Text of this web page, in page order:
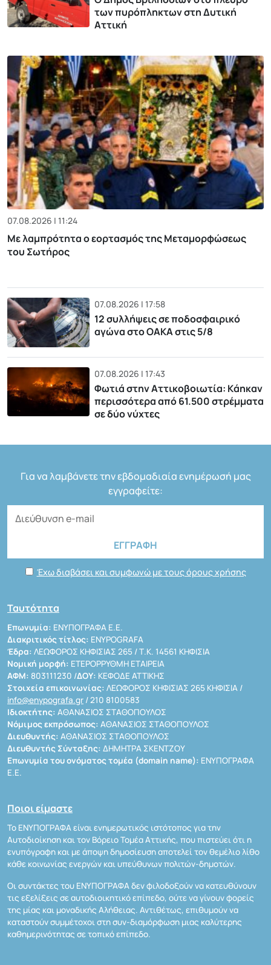
των πυρόπληκτων στη Δυτική
Αττική
07.08.2026 | 11:24
Με λαμπρότητα ο εορτασμός της Μεταμορφώσεως
του Σωτήρος
07.08.2026 | 17:58
12 συλλήψεις σε ποδοσφαιρικό
αγώνα στο ΟΑΚΑ στις 5/8
07.08.2026 | 17:43
Φωτιά στην Αττικοβοιωτία: Kάηκαν
περισσότερα από 61.500 στρέμματα
σε δύο νύχτες
Για να λαμβάνετε την εβδομαδιαία ενημέρωσή μας
εγγραφείτε:
Έχω διαβάσει και συμφωνώ με τους όρους χρήσης
Ταυτότητα
Επωνυμία: ΕΝΥΠΟΓΡΑΦΑ Ε.Ε.
Διακριτικός τίτλος: ENYPOGRAFA
Έδρα: ΛΕΩΦΟΡΟΣ ΚΗΦΙΣΙΑΣ 265 / Τ.Κ. 14561 ΚΗΦΙΣΙΑ
Νομική μορφή: ΕΤΕΡΟΡΡΥΘΜΗ ΕΤΑΙΡΕΙΑ
ΑΦΜ: 803111230 /ΔΟΥ: ΚΕΦΟΔΕ ΑΤΤΙΚΗΣ
Στοιχεία επικοινωνίας: ΛΕΩΦΟΡΟΣ ΚΗΦΙΣΙΑΣ 265 ΚΗΦΙΣΙΑ /
info@enypografa.gr / 210 8100583
Ιδιοκτήτης: ΑΘΑΝΑΣΙΟΣ ΣΤΑΘΟΠΟΥΛΟΣ
Νόμιμος εκπρόσωπος: ΑΘΑΝΑΣΙΟΣ ΣΤΑΘΟΠΟΥΛΟΣ
Διευθυντής: ΑΘΑΝΑΣΙΟΣ ΣΤΑΘΟΠΟΥΛΟΣ
Διευθυντής Σύνταξης: ΔΗΜΗΤΡΑ ΣΚΕΝΤΖΟΥ
Επωνυμία του ονόματος τομέα (domain name): ΕΝΥΠΟΓΡΑΦΑ
Ε.Ε.
Ποιοι είμαστε
Το ΕΝΥΠΟΓΡΑΦΑ είναι ενημερωτικός ιστότοπος για την
Αυτοδιοίκηση και τον Βόρειο Τομέα Αττικής, που πιστεύει ότι η
ενυπόγραφη και με άποψη δημοσίευση αποτελεί τον θεμέλιο λίθο
κάθε κοινωνίας ενεργών και υπεύθυνων πολιτών-δημοτών.
Οι συντάκτες του ΕΝΥΠΟΓΡΑΦΑ δεν φιλοδοξούν να κατευθύνουν
τις εξελίξεις σε αυτοδιοικητικό επίπεδο, ούτε να γίνουν φορείς
της μίας και μοναδικής Αλήθειας. Αντιθέτως, επιθυμούν να
καταστούν συμμέτοχοι στη συν-διαμόρφωση μιας καλύτερης
καθημερινότητας σε τοπικό επίπεδο.